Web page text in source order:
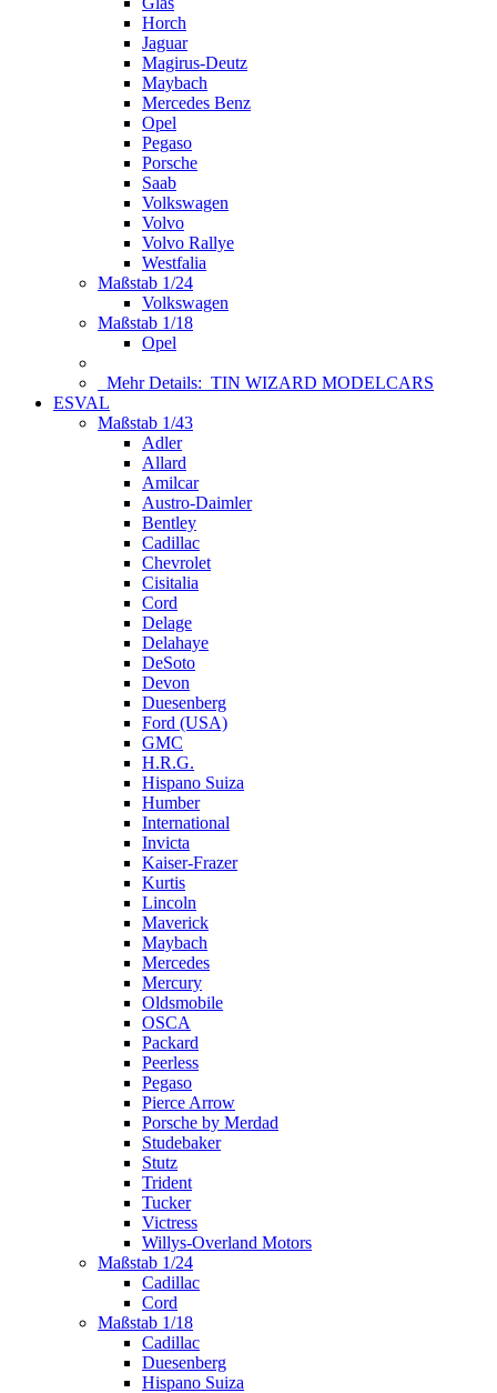
Horch
Jaguar
Magirus-Deutz
Maybach
Mercedes Benz
Opel
Pegaso
Porsche
Saab
Volkswagen
Volvo
Volvo Rallye
Westfalia
Maßstab 1/24
Volkswagen
Maßstab 1/18
Opel
Mehr Details: TIN WIZARD MODELCARS
ESVAL
Maßstab 1/43
Adler
Allard
Amilcar
Austro-Daimler
Bentley
Cadillac
Chevrolet
Cisitalia
Cord
Delage
Delahaye
DeSoto
Devon
Duesenberg
Ford (USA)
GMC
H.R.G.
Hispano Suiza
Humber
International
Invicta
Kaiser-Frazer
Kurtis
Lincoln
Maverick
Maybach
Mercedes
Mercury
Oldsmobile
OSCA
Packard
Peerless
Pegaso
Pierce Arrow
Porsche by Merdad
Studebaker
Stutz
Trident
Tucker
Victress
Willys-Overland Motors
Maßstab 1/24
Cadillac
Cord
Maßstab 1/18
Cadillac
Duesenberg
Hispano Suiza